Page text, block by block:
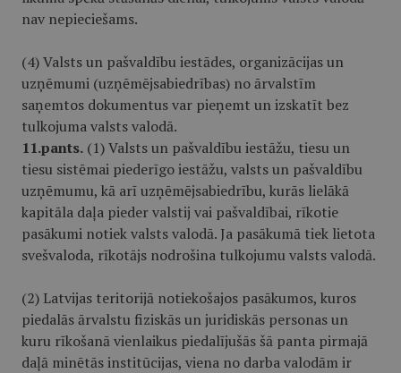
nav nepieciešams.
(4) Valsts un pašvaldību iestādes, organizācijas un
uzņēmumi (uzņēmējsabiedrības) no ārvalstīm
saņemtos dokumentus var pieņemt un izskatīt bez
tulkojuma valsts valodā.
11.pants. (1) Valsts un pašvaldību iestāžu, tiesu un
tiesu sistēmai piederīgo iestāžu, valsts un pašvaldību
uzņēmumu, kā arī uzņēmējsabiedrību, kurās lielākā
kapitāla daļa pieder valstij vai pašvaldībai, rīkotie
pasākumi notiek valsts valodā. Ja pasākumā tiek lietota
svešvaloda, rīkotājs nodrošina tulkojumu valsts valodā.
(2) Latvijas teritorijā notiekošajos pasākumos, kuros
piedalās ārvalstu fiziskās un juridiskās personas un
kuru rīkošanā vienlaikus piedalījušās šā panta pirmajā
daļā minētās institūcijas, viena no darba valodām ir